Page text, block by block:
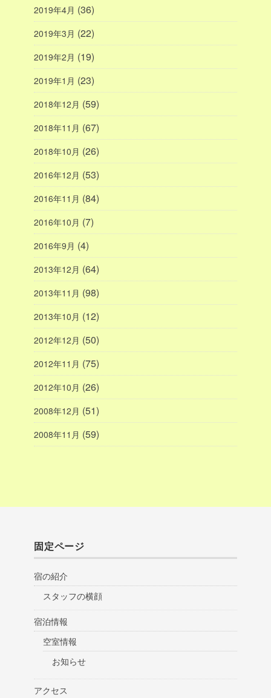
2019年4月 (36)
2019年3月 (22)
2019年2月 (19)
2019年1月 (23)
2018年12月 (59)
2018年11月 (67)
2018年10月 (26)
2016年12月 (53)
2016年11月 (84)
2016年10月 (7)
2016年9月 (4)
2013年12月 (64)
2013年11月 (98)
2013年10月 (12)
2012年12月 (50)
2012年11月 (75)
2012年10月 (26)
2008年12月 (51)
2008年11月 (59)
固定ページ
宿の紹介
スタッフの横顔
宿泊情報
空室情報
お知らせ
アクセス